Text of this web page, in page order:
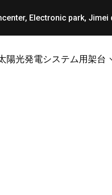
Electronic park, Jimei
陽光発電システム用架台